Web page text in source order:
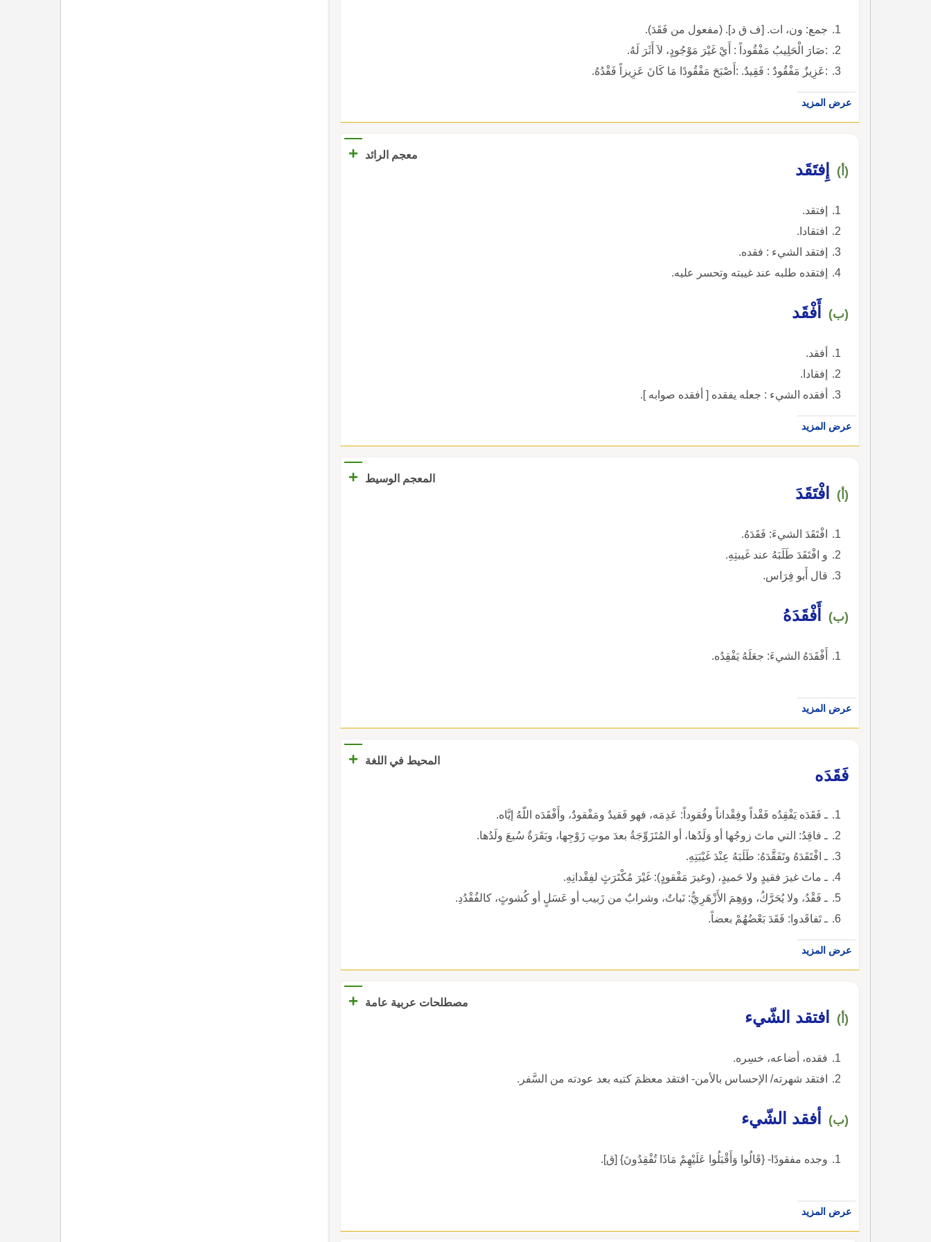
جمع: ون، ات. [ف ق د]. (مفعول من فَقَدَ).
:صَارَ الْحَلِيبُ مَفْقُوداً : أَيْ غَيْرَ مَوْجُودٍ، لاَ أَثَرَ لَهُ.
:عَزِيزٌ مَفْقُودٌ : فَقِيدٌ. :أَصْبَحَ مَفْقُودًا مَا كَانَ عَزِيزاً فَقْدُهُ.
عرض المزيد
معجم الرائد +
(أ) إِفتَقَد
إفتقد.
افتقادا.
إفتقد الشيء : فقده.
إفتقده طلبه عند غيبته وتحسر عليه.
(ب) أَفْقَد
أفقد.
إفقادا.
أفقده الشيء : جعله يفقده [ أفقده صوابه ].
عرض المزيد
المعجم الوسيط +
(أ) افْتَقَدَ
افْتَقَدَ الشيءَ: فَقَدَهُ.
و افْتَقَدَ طَلَبَهُ عند غَيبتِهِ.
قال أَبو فِرَاس.
(ب) أَفْقَدَهُ
أَفْقَدَهُ الشيءَ: جعَلَهُ يَفْقِدُه.
عرض المزيد
المحيط في اللغة
+
فَقَدَه
ـ فَقَدَه يَفْقِدُه فَقْداً وفِقْداناً وفُقوداً: عَدِمَه، فهو فَقيدٌ ومَفْقودٌ، وأَفْقَدَه اللّهُ إيَّاه.
ـ فاقِدُ: التي ماتَ زوجُها أو وَلَدُها، أو المُتَزَوِّجَةُ بعدَ موتِ زَوْجِها، وبَقَرَةٌ سُبعَ ولَدُها.
ـ افْتَقَدَهُ وتَفَقَّدَهُ: طَلَبَهُ عِنْدَ غَيْبَتِهِ.
ـ ماتَ غيرَ فقيدٍ ولا حَميدٍ، (وغيرَ مَفْقودٍ): غَيْرَ مُكْتَرَثٍ لفِقْدانِهِ.
ـ فَقْدُ، ولا يُحَرَّكُ، ووَهِمَ الأَزْهَرِيُّ: نَباتٌ، وشرابٌ من زَبيب أو عَسَلٍ أو كُشوثٍ، كالفُقْدُدِ.
ـ تَفاقَدوا: فَقَدَ بَعْضُهُمْ بعضاً.
عرض المزيد
مصطلحات عربية عامة +
(أ) افتقد الشّيء
فقده، أضاعه، خسِره.
افتقد شهرته/ الإحساس بالأمن- افتقد معظمَ كتبه بعد عودته من السَّفر.
(ب) أفقد الشّيء
وجده مفقودًا- {قَالُوا وَأَقْبَلُوا عَلَيْهِمْ مَاذَا تُفْقِدُونَ} [ق].
عرض المزيد